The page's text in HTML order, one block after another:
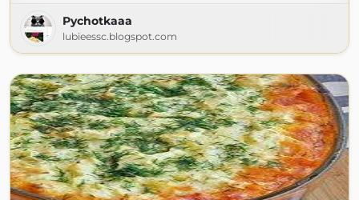
Pychotkaaa
lubieessc.blogspot.com